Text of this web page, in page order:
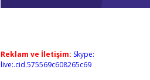
Reklam ve İletişim: Skype:
live:.cid.575569c608265c69